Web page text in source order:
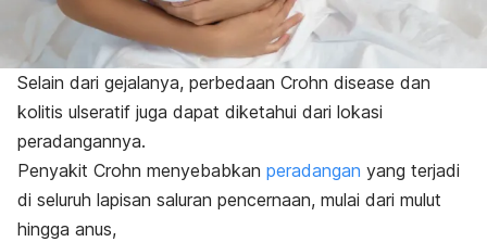
Selain dari gejalanya, perbedaan Crohn disease dan
kolitis ulseratif juga dapat diketahui dari lokasi
peradangannya.
Penyakit Crohn menyebabkan peradangan yang terjadi
di seluruh lapisan saluran pencernaan, mulai dari mulut
hingga anus,